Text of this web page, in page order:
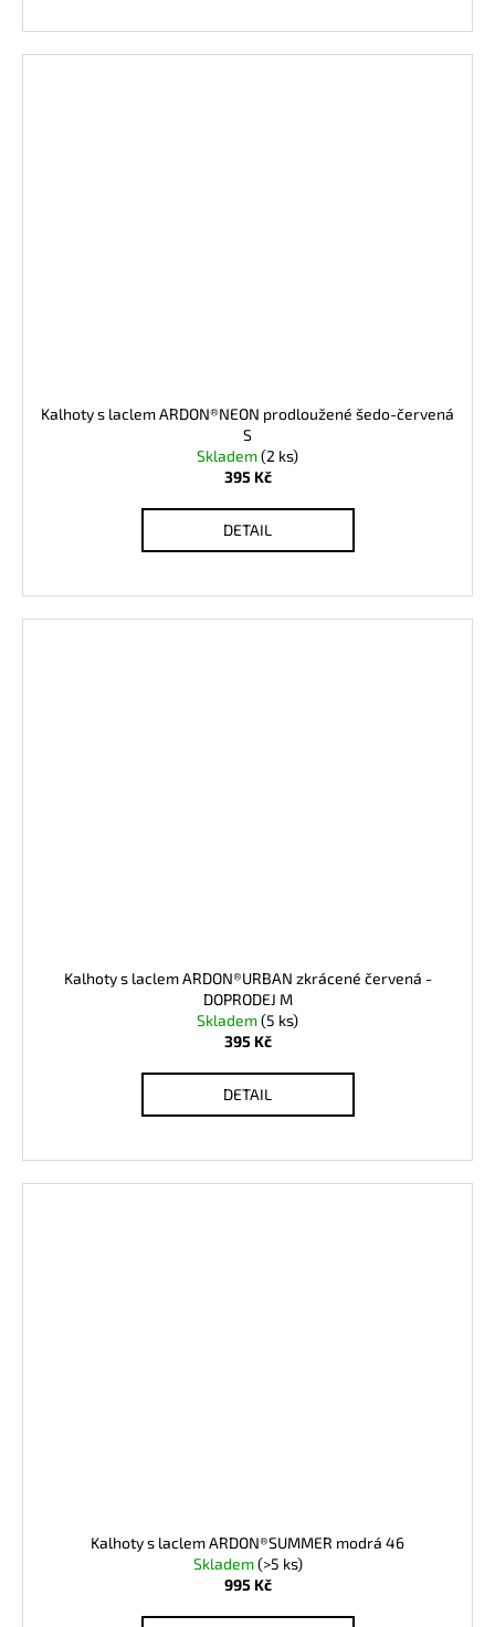
Kalhoty s laclem ARDON®NEON prodloužené šedo-červená
S
Skladem(2 ks)
395 Kč
DETAIL
Kalhoty s laclem ARDON®URBAN zkrácené červená -
DOPRODEJ M
Skladem(5 ks)
395 Kč
DETAIL
Kalhoty s laclem ARDON®SUMMER modrá 46
Skladem(>5 ks)
995 Kč